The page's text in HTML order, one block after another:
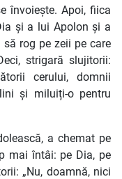
învoiește. Apoi, fiica
și a lui Apolon și a
rog pe zeii pe care
strigară slujitorii:
cerului, domnii
și miluiți-o pentru
a chemat pe
mai întâi: pe Dia, pe
„Nu, doamnă, nici